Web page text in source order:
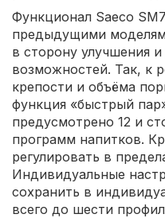
Функционал Saeco
предыдущими
в сторону улучшения
возможностей. Так, к
крепости и объёма
функция «быстрый
предусмотрено 12 и
программ напитков.
регулировать в
Индивидуальные
сохранить в
всего до шести